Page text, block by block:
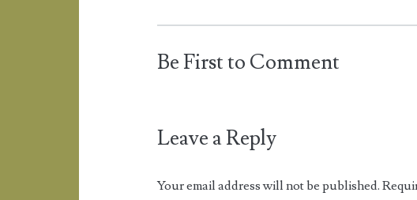
Be First to Comment
Leave a Reply
Your email address will not be published.